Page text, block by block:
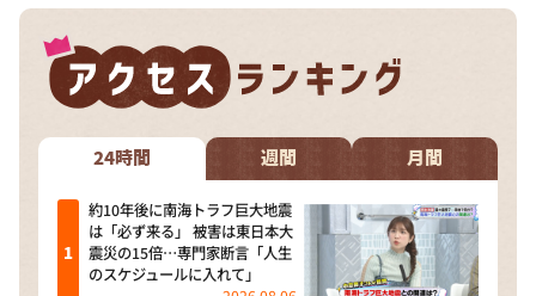
24時間 週間 月間
約10年後に南海トラフ巨大地震
は「必ず来る」 被害は東日本大
震災の15倍…専門家断言「人生
のスケジュールに入れて」